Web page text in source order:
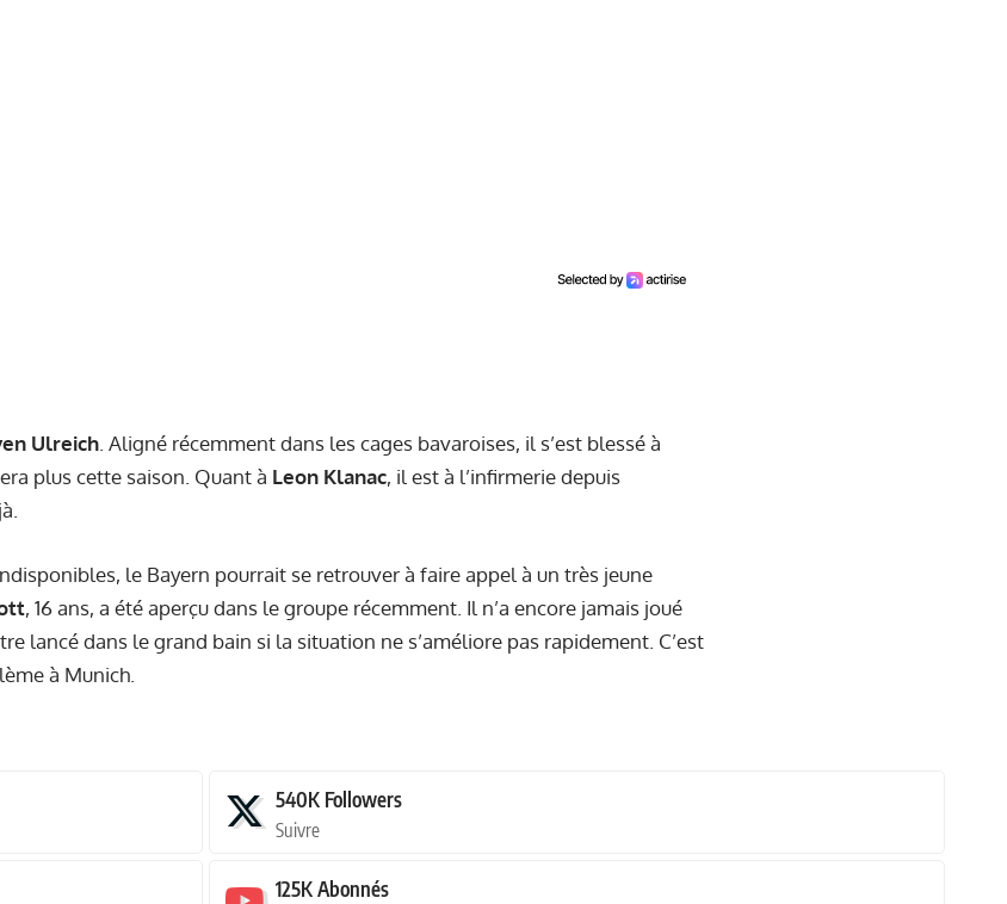
Ulreich. Aligné récemment dans les cages bavaroises, il s’est blessé à
plus cette saison. Quant à Leon Klanac, il est à l’infirmerie depuis
le Bayern pourrait se retrouver à faire appel à un très jeune
, 16 ans, a été aperçu dans le groupe récemment. Il n’a encore jamais joué
lancé dans le grand bain si la situation ne s’améliore pas rapidement. C’est
à Munich.
540K Followers
Suivre
125KAbonnés